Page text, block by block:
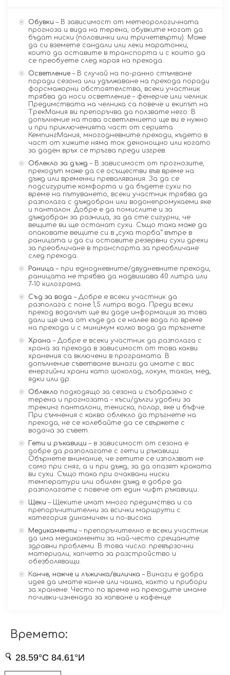
Обувки – В зависимост от метеорологичната
прогноза и вида на терена, обувките могат да
бъдат ниски (половинки или тричетвърти). Може
да си вземете сандали или леки маратонки,
които да оставите в транспорта и с които да
се преобуете след карая на прехода.
Осветление – В случай на по-ранно стъмване
поради сезона или удължаване на прехода поради
форсмажорни обстоятелства, всеки участник
трябва да носи осветление – фенерче или челник.
Предимствата на челника са повече и екипът на
ТрекМания ви препоръчва да ползвате него. В
допълнение на това осветлението ще ви е нужно
и при приключенията част от серията
КемпингМания, многодневните преходи, където в
част от хижите няма ток денонощно или когато
за даден връх се тръгва преди изгрев.
Облекло за дъжд – В зависимост от прогнозите,
преходът може да се осъществи във време на
дъжд или временни превалявания. За да се
подсигурите комфорта и да бъдете сухи по
време на пътуването, всеки участник трябва да
разполага с дъждобран или водонепромукаеми яке
и панталон. Добре е да помислите и за
дъждобран за разница, за да сте сигурни, че
вещите ви ще останат сухи. Също така може да
опаковате вещите си в „суха торба“ вътре в
раницата и да си оставите резервни сухи дрехи
за преобличане в транспорта за преобличане
след прехода.
Раница – при еднодневните/двудневните преходи,
раницата не трябва да надвишава 40 литра или
7-10 килограма.
Съд за вода – Добре е всеки участник да
разполага с поне 1,5 литра вода. Преди всеки
преход водачът ще ви даде информация за това
дали ще има от къде да се налее вода по време
на прехода и с минимум колко вода да тръгнете.
Храна – Добре е всеки участник да разполага с
храна за прехода в зависимост от това какви
хранения са включени в програмата. В
допълнение съветваме винаги да имате с вас
енергийни храни като шоколад, локум, тахан, мед,
ядки или др.
Облекло подходящо за сезона и съобразено с
терена и прогнозата – къси/дълги удобни за
трекинг панталони, тениска, полар, яке и бъфче.
При съмнения с какво облекло да тръгнете на
прехода, не се колебайте да се свържете с
водача за съвет.
Гети и ръкавици – в зависимост от сезона е
добре да разполагате с гети и ръкавици.
Обърнете внимание, че гетите се използват не
само при сняг, а и при дъжд, за да опазят краката
ви сухи. Също така при очаквани ниски
температури или обилен дъжд е добре да
разполагате с повече от един чифт ръкавици.
Щеки – Щеките имат много предимства и са
препоръчитителни за всички маршрути с
категория динамичен и по-висока.
Медикаменти – препоръчително е всеки участник
да има медикаменти за най-често срещаните
здравни проблеми. В това число: превързочни
материали, хапчета за разстройство и
обезболяващи.
Канче, ножче и лъжичка/виличка – Винаги е добра
идея да имате канче или чашка, както и прибори
за хранене. Често по време на преходите имаме
почивки-изненада за хапване и кафенце
Времето: